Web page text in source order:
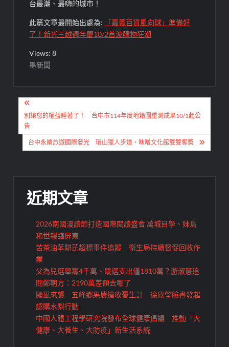
台最潮、最嗨的城市 ！
此篇文章最開始出處為:
「嘉義百貨風向球」準備好
了！新光三越週年慶10/2首波購物狂潮
Views: 8
墨新聞
文
章
導
覽
別讓您的權益睡著了！ 台中市114年度地籍圖重測成果10/1起公
告
台中永續旅遊國際發光 環山獵人步道、味噌文化館雙雙奪獎
近期文章
2026南國漫讀節打造國際閱讀盛會 萬城目學、妹島
和世親臨屏東
苦茶油苯駢芘超標事件追蹤 衛生局持續督促回收作
業
父為兒選舉籌4千萬、競選支出僅1810萬？游淑慧追
問鄭朝方：2190萬差額去哪了
颱風來襲 五峰鄉果農搶收憂生計 徐欣瑩臉書發起
認購水梨行動
中國人體工程學研究院發布全球健康倡議 推動「大
健康、大養生、大防疫」新生活系統